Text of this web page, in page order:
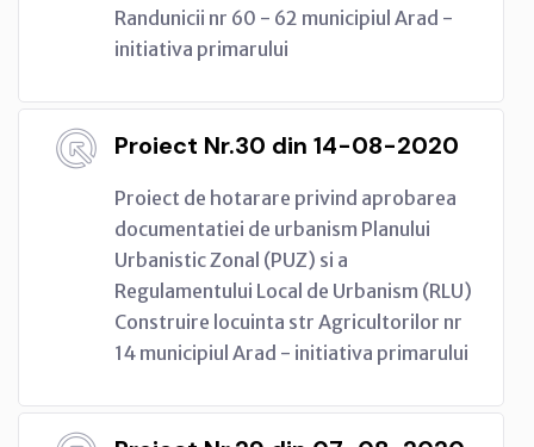
Randunicii nr 60 - 62 municipiul Arad -
initiativa primarului
Proiect Nr.30 din 14-08-2020
Proiect de hotarare privind aprobarea
documentatiei de urbanism Planului
Urbanistic Zonal (PUZ) si a
Regulamentului Local de Urbanism (RLU)
Construire locuinta str Agricultorilor nr
14 municipiul Arad - initiativa primarului